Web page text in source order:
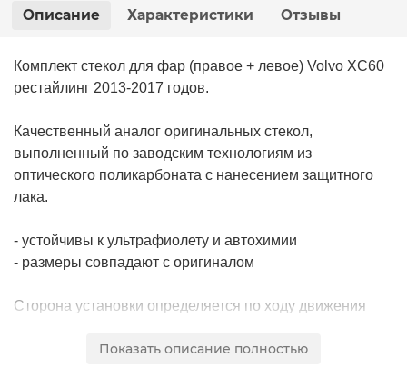
Описание Характеристики Отзывы
Комплект стекол для фар (правое + левое) Volvo XC60
рестайлинг 2013-2017 годов.
Качественный аналог оригинальных стекол,
выполненный по заводским технологиям из
оптического поликарбоната с нанесением защитного
лака.
- устойчивы к ультрафиолету и автохимии
- размеры совпадают с оригиналом
Сторона установки определяется по ходу движения
Показать описание полностью